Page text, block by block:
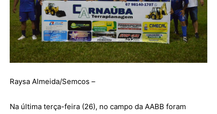
Raysa Almeida/Semcos –
Na última terça-feira (26), no campo da AABB foram